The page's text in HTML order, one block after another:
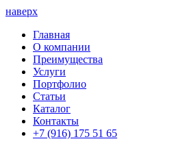
наверх
Главная
О компании
Преимущества
Услуги
Портфолио
Статьи
Каталог
Контакты
+7 (916) 175 51 65